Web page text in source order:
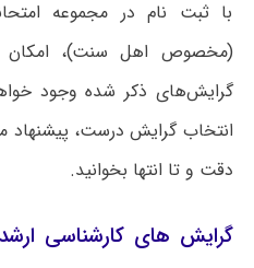
با ثبت نام در مجموعه
(مخصوص اهل سنت)، امکان
گرایش‌های ذکر شده وجود
انتخاب گرایش درست، پیشنهاد
دقت و تا انتها بخوانید.
گرایش های کارشناسی